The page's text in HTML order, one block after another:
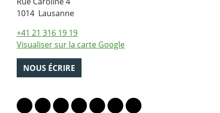
1014 LausanneSuisse
+41 21 316 19 19
Visualiser sur la carte Google
NOUS ÉCRIRE
Lien vers le profil Mastodon
Lien vers le profil Bluesky
Lien vers le profil Instagram
Lien vers le profil Linkedin
Lien vers le profil Facebook
Lien vers le profil Twitter
Partager par WhatsApp